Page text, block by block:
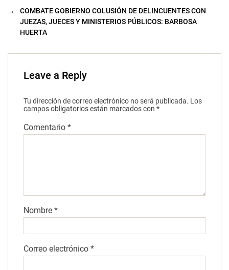
→
COMBATE GOBIERNO COLUSIÓN DE DELINCUENTES CON
JUEZAS, JUECES Y MINISTERIOS PÚBLICOS: BARBOSA
HUERTA
Leave a Reply
Tu dirección de correo electrónico no será publicada. Los
campos obligatorios están marcados con *
Comentario *
Nombre *
Correo electrónico *